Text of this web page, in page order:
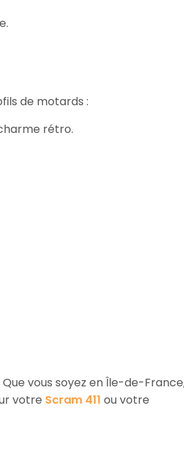
de motards :
rétro.
vous soyez en Île-de-
votre Scram 411 ou votre